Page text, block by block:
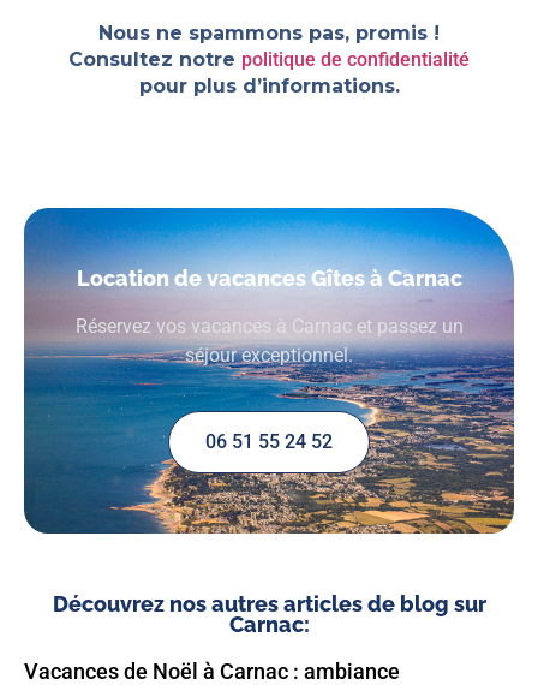
Nous ne spammons pas, promis !
Consultez notre politique de confidentialité
pour plus d’informations.
Location de vacances Gîtes à Carnac
Réservez vos vacances à Carnac et passez un
séjour exceptionnel.
06 51 55 24 52
Découvrez nos autres articles de blog sur
Carnac:
Vacances de Noël à Carnac : ambiance